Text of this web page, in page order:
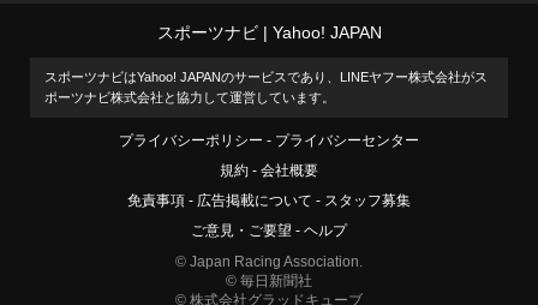
スポーツナビ Yahoo! JAPAN
スポーツナビはYahoo! JAPANのサービスであり、LINEヤフー株式会社がス
ポーツナビ株式会社と協力して運営しています。
プライバシーポリシー
プライバシーセンター
規約
会社概要
免責事項
広告掲載について
スタッフ募集
ご意見・ご要望
ヘルプ
© Japan Racing Association.
© 毎日新聞社
© 株式会社グラッドキューブ